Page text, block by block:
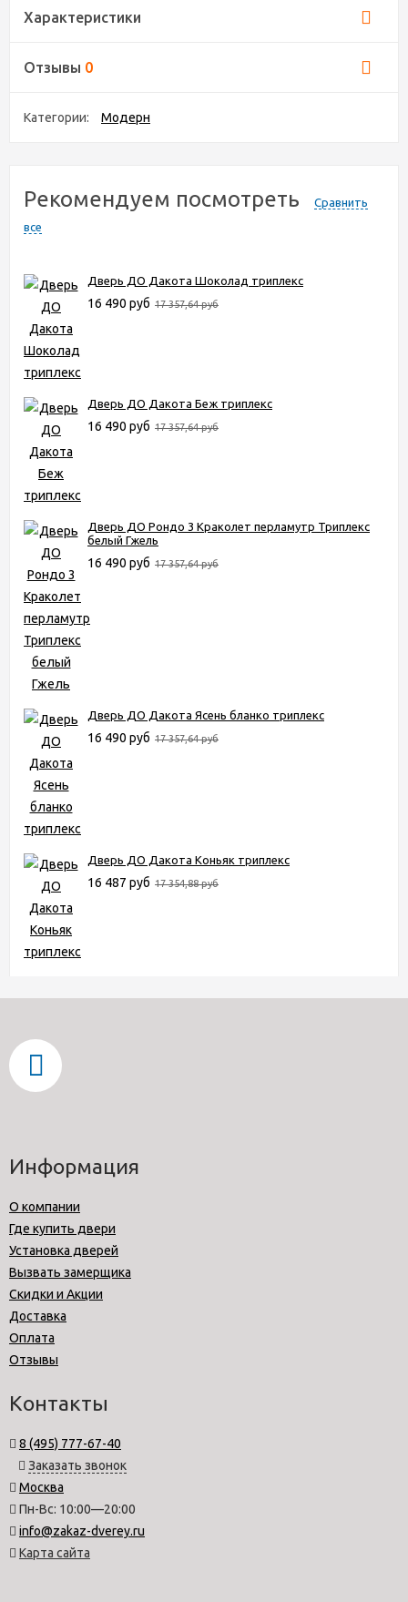
Характеристики
Отзывы 0
Категории: Модерн
Рекомендуем посмотреть
Сравнить
все
Дверь ДО Дакота Шоколад триплекс
16 490 руб 17 357,64 руб
Дверь ДО Дакота Беж триплекс
16 490 руб 17 357,64 руб
Дверь ДО Рондо 3 Краколет перламутр Триплекс
белый Гжель
16 490 руб 17 357,64 руб
Дверь ДО Дакота Ясень бланко триплекс
16 490 руб 17 357,64 руб
Дверь ДО Дакота Коньяк триплекс
16 487 руб 17 354,88 руб
Информация
О компании
Где купить двери
Установка дверей
Вызвать замерщика
Скидки и Акции
Доставка
Оплата
Отзывы
Контакты
8 (495) 777-67-40
Заказать звонок
Москва
Пн-Вс: 10:00—20:00
info@zakaz-dverey.ru
Карта сайта